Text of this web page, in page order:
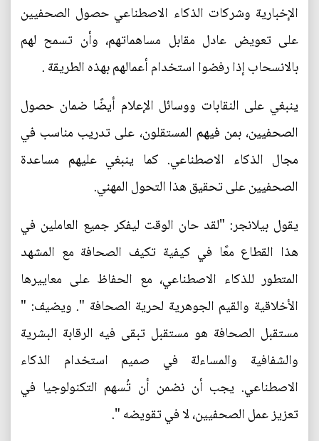
الإخبارية وشركات الذكاء الاصطناعي حصول الصحفيين
على تعويض عادل مقابل مساهماتهم، وأن تسمح لهم
بالانسحاب إذا رفضوا استخدام أعمالهم بهذه الطريقة .
ينبغي على النقابات ووسائل الإعلام أيضًا ضمان حصول
الصحفيين، بمن فيهم المستقلون، على تدريب مناسب في
مجال الذكاء الاصطناعي. كما ينبغي عليهم مساعدة
الصحفيين على تحقيق هذا التحول المهني.
يقول بيلانجر: "لقد حان الوقت ليفكر جميع العاملين في
هذا القطاع معًا في كيفية تكيف الصحافة مع المشهد
المتطور للذكاء الاصطناعي، مع الحفاظ على معاييرها
الأخلاقية والقيم الجوهرية لحرية الصحافة ". ويضيف: "
مستقبل الصحافة هو مستقبل تبقى فيه الرقابة البشرية
والشفافية والمساءلة في صميم استخدام الذكاء
الاصطناعي. يجب أن نضمن أن تُسهم التكنولوجيا في
تعزيز عمل الصحفيين، لا في تقويضه ".